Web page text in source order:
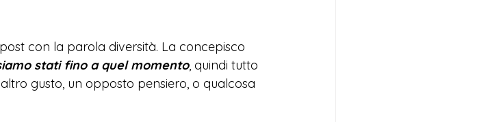
con la parola diversità. La concepisco
stati fino a quel momento, quindi tutto
gusto, un opposto pensiero, o qualcosa